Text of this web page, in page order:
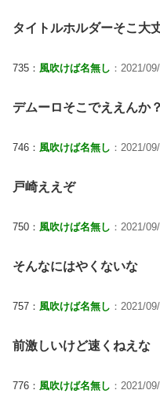
タイトルホルダーそこ大
735： 風吹けば名無し ：2021/
デムーロそこでええんか
746： 風吹けば名無し ：2021/
戸崎ええぞ
750： 風吹けば名無し ：2021/
そんなにはやくないな
757： 風吹けば名無し ：2021/
前激しいけど速くねえな
776： 風吹けば名無し ：2021/